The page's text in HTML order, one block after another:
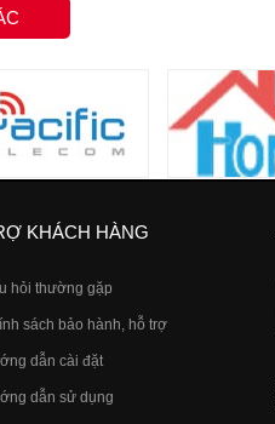
KHÁCH HÀNG
hỏi thường gặp
sách bảo hành, hỗ trợ
dẫn cài đặt
dẫn sử dụng